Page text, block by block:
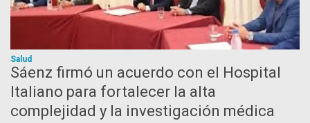
Salud
Sáenz firmó un acuerdo con el Hospital
Italiano para fortalecer la alta
complejidad y la investigación médica